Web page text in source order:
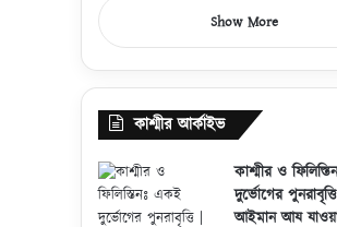
Show More
কাশ্মীর আর্কাইভ
কাশ্মীর ও
দুর্ভোগের
আইমান আয